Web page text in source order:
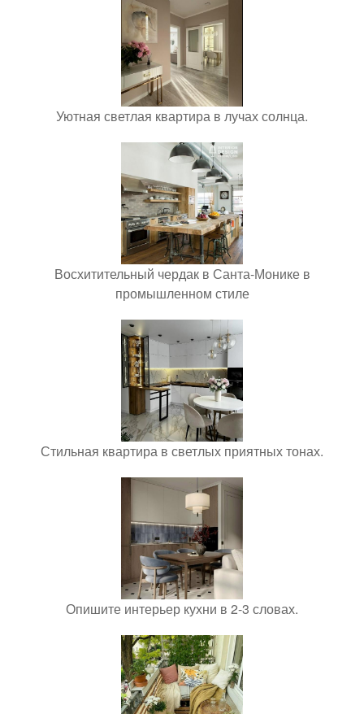
Уютная светлая квартира в лучах солнца.
Восхитительный чердак в Санта-Монике в
промышленном стиле
Стильная квартира в светлых приятных тонах.
Опишите интерьер кухни в 2-3 словах.